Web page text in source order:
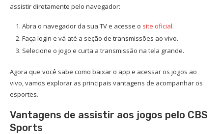
assistir diretamente pelo navegador:
Abra o navegador da sua TV e acesse o site oficial.
Faça login e vá até a seção de transmissões ao vivo.
Selecione o jogo e curta a transmissão na tela grande.
Agora que você sabe como baixar o app e acessar os jogos ao
vivo, vamos explorar as principais vantagens de acompanhar os
esportes.
Vantagens de assistir aos jogos pelo CBS
Sports